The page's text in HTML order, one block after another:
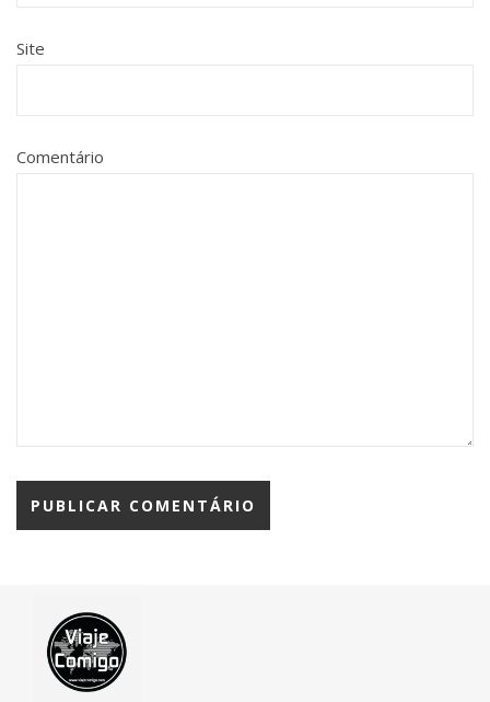
Site
Comentário